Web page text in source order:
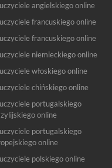
angielskiego online
francuskiego online
francuskiego online
niemieckiego online
włoskiego online
chińskiego online
portugalskiego
online
portugalskiego
online
polskiego online